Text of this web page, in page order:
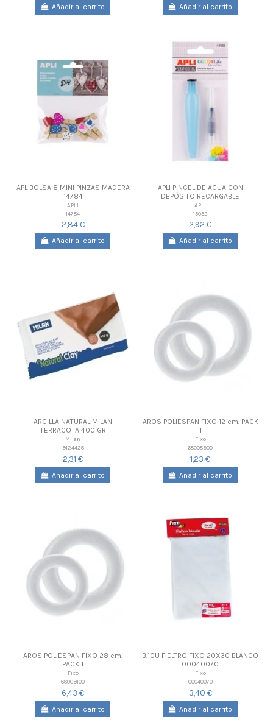
Añadir al carrito Añadir al carrito
APL BOLSA 8 MINI PINZAS MADERA
14784
APLI
14784
2,84 €
Añadir al carrito
APLI PINCEL DE AGUA CON
DEPÓSITO RECARGABLE
APLI
15052
2,92 €
Añadir al carrito
ARCILLA NATURAL MILAN
TERRACOTA 400 GR
Milan
9124428
2,31 €
Añadir al carrito
AROS POLIESPAN FIXO 12 cm. PACK
1
Fixo
68008900
1,23 €
Añadir al carrito
AROS POLIESPAN FIXO 28 cm.
PACK 1
Fixo
68009100
6,43 €
Añadir al carrito
B.10U FIELTRO FIXO 20X30 BLANCO
00040070
Fixo
00040070
3,40 €
Añadir al carrito